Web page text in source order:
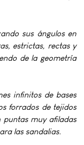
sus ángulos en
estrictas, rectas y
de la geometría
infinitos de bases
forrados de tejidos
puntas muy afiladas
las sandalias.